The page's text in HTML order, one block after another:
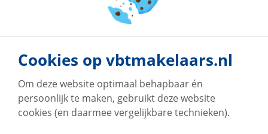
helmond@vbtmakelaars.nl
Naar vestiging
Cookies op vbtmakelaars.nl
Om deze website optimaal behapbaar én
persoonlijk te maken, gebruikt deze website
cookies (en daarmee vergelijkbare technieken).